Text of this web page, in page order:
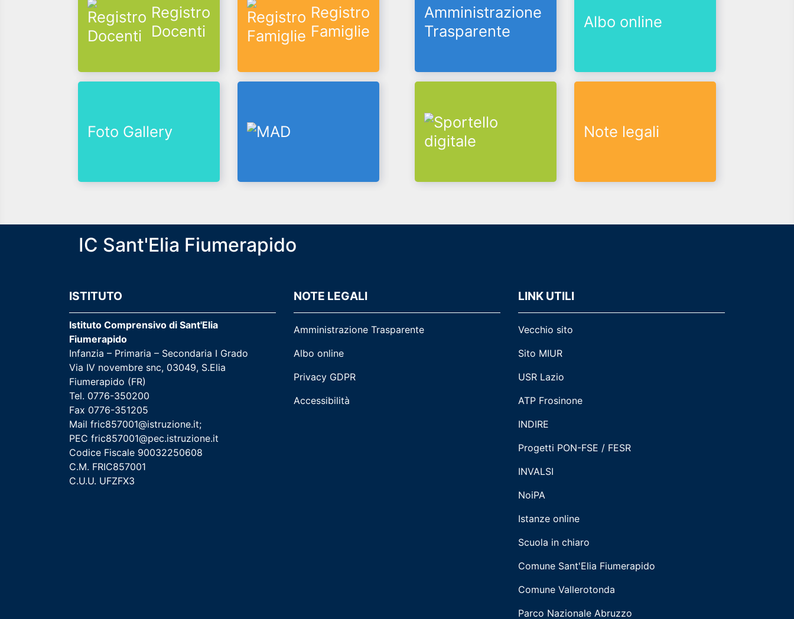
Registro
Docenti
Registro
Famiglie
Foto Gallery
Amministrazione
Trasparente
Albo online
Note legali
IC Sant'Elia Fiumerapido
ISTITUTO
Istituto Comprensivo di Sant'Elia
Fiumerapido
Infanzia – Primaria – Secondaria I Grado
Via IV novembre snc, 03049, S.Elia
Fiumerapido (FR)
Tel. 0776-350200
Fax 0776-351205
Mail fric857001@istruzione.it;
PEC fric857001@pec.istruzione.it
Codice Fiscale 90032250608
C.M. FRIC857001
C.U.U. UFZFX3
NOTE LEGALI
Amministrazione Trasparente
Albo online
Privacy GDPR
Accessibilità
LINK UTILI
Vecchio sito
Sito MIUR
USR Lazio
ATP Frosinone
INDIRE
Progetti PON-FSE / FESR
INVALSI
NoiPA
Istanze online
Scuola in chiaro
Comune Sant'Elia Fiumerapido
Comune Vallerotonda
Parco Nazionale Abruzzo